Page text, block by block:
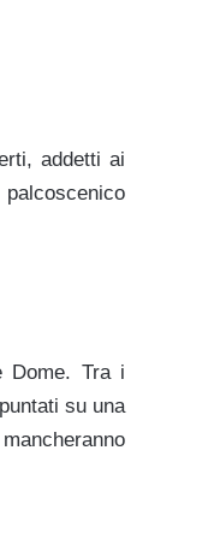
addetti ai
Dome. Tra i
su una